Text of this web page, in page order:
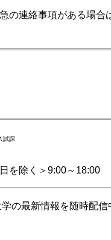
の連絡事項がある場
試課
を除く＞9:00～18:00
の最新情報を随時配